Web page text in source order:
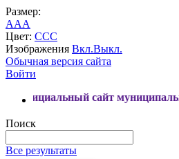
Размер:
AAA
Цвет: CCC
Изображения Вкл.Выкл.
Обычная версия сайта
Войти
сайт муниципального
Поиск
Все результаты